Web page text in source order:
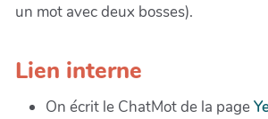
un mot avec deux bosses).
Lien interne
On écrit le ChatMot de la page